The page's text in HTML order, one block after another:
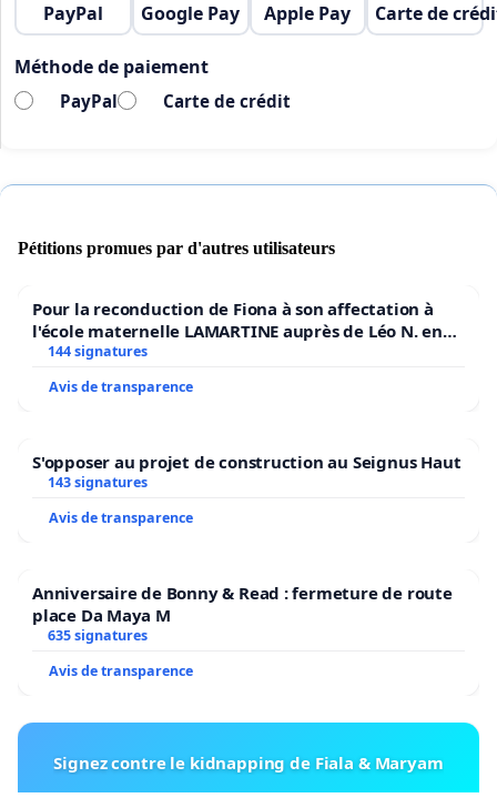
PayPal Google Pay Apple Pay Carte de
Méthode de paiement
PayPal Carte de crédit
Pétitions promues par d'autres utilisateurs
Pour la reconduction de Fiona à son affectation à
l'école maternelle LAMARTINE auprès de Léo N. en
2026/2027
144 signatures
Avis de transparence
S'opposer au projet de construction au Seignus Haut
143 signatures
Avis de transparence
Anniversaire de Bonny & Read : fermeture de route
place Da Maya M
635 signatures
Avis de transparence
Signez contre le kidnapping de Fiala & Maryam